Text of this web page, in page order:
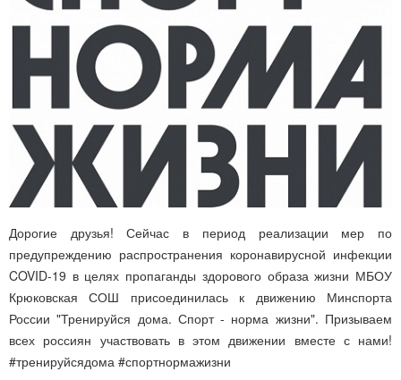
Дорогие друзья! Сейчас в период реализации мер по
предупреждению распространения коронавирусной инфекции
COVID-19 в целях пропаганды здорового образа жизни МБОУ
Крюковская СОШ присоединилась к движению Минспорта
России "Тренируйся дома. Спорт - норма жизни". Призываем
всех россиян участвовать в этом движении вместе с нами!
#тренируйсядома #спортнормажизни